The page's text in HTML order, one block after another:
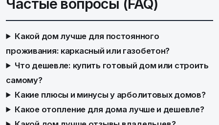
Частые вопросы (FAQ)
Какой дом лучше для постоянного
проживания: каркасный или газобетон?
Что дешевле: купить готовый дом или строить
самому?
Какие плюсы и минусы у арболитовых домов?
Какое отопление для дома лучше и дешевле?